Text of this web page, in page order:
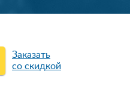
Заказать
со скидкой